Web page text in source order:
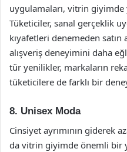
uygulamaları, vitrin giyimde
Tüketiciler, sanal gerçeklik
kıyafetleri denemeden
alışveriş deneyimini daha
tür yenilikler, markaların
tüketicilere de farklı bir
8. Unisex Moda
Cinsiyet ayrımının giderek
da vitrin giyimde önemli bir